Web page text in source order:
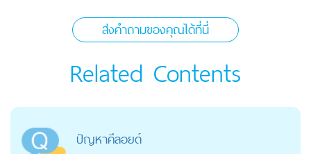
ส่งคำถามของคุณได้ที่นี่
Related Contents
ปัญหาคีลอยด์